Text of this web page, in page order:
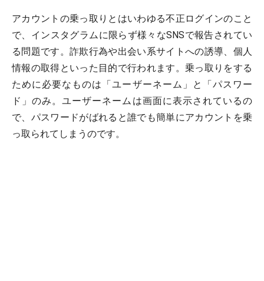
アカウントの乗っ取りとはいわゆる不正ログインのこと
で、インスタグラムに限らず様々なSNSで報告されてい
る問題です。詐欺行為や出会い系サイトへの誘導、個人
情報の取得といった目的で行われます。乗っ取りをする
ために必要なものは「ユーザーネーム」と「パスワー
ド」のみ。ユーザーネームは画面に表示されているの
で、パスワードがばれると誰でも簡単にアカウントを乗
っ取られてしまうのです。